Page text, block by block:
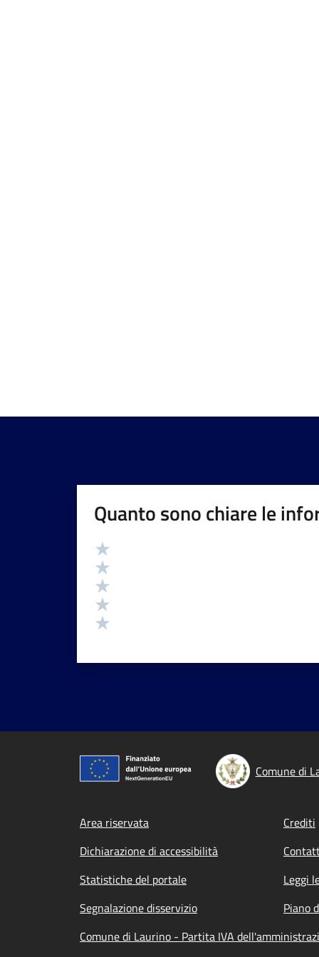
Quanto sono chiare le
Valutazione
Comune di
Footer menu
Area riservata
Crediti
Dichiarazione di accessibilità
Statistiche del portale
Leggi
Segnalazione disservizio
Piano
Comune di Laurino - Partita IVA